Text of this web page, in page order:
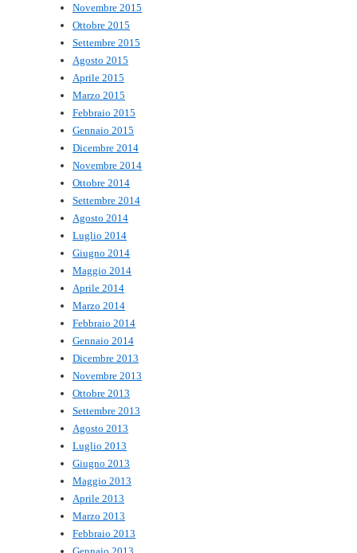
Novembre 2015
Ottobre 2015
Settembre 2015
Agosto 2015
Aprile 2015
Marzo 2015
Febbraio 2015
Gennaio 2015
Dicembre 2014
Novembre 2014
Ottobre 2014
Settembre 2014
Agosto 2014
Luglio 2014
Giugno 2014
Maggio 2014
Aprile 2014
Marzo 2014
Febbraio 2014
Gennaio 2014
Dicembre 2013
Novembre 2013
Ottobre 2013
Settembre 2013
Agosto 2013
Luglio 2013
Giugno 2013
Maggio 2013
Aprile 2013
Marzo 2013
Febbraio 2013